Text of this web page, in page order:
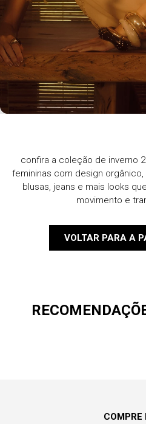
confira a coleção de inverno
femininas com design
blusas, jeans e mais looks
movimento e
VOLTAR PARA A
COMPRE